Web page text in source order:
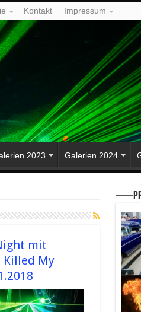
Kontakt Impressum
2023 Galerien 2024
mit
Killed My